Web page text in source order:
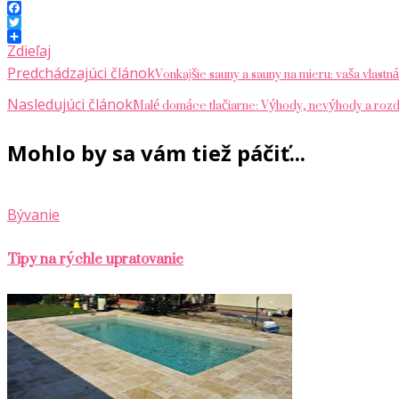
Facebook
Twitter
Zdieľaj
Navigácia
v
Predchádzajúci článokVonkajšie sauny a sauny na mieru: vaša
Nasledujúci článokMalé domáce tlačiarne: Výhody, nevýhody a
Mohlo by sa vám tiež páčiť...
Bývanie
Tipy na rýchle upratovanie